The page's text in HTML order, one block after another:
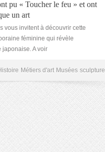
pu « Toucher le feu » et ont
un art
vous invitent à découvrir cette
féminine qui révèle
japonaise. A voir
Métiers d'art Musées sculpture